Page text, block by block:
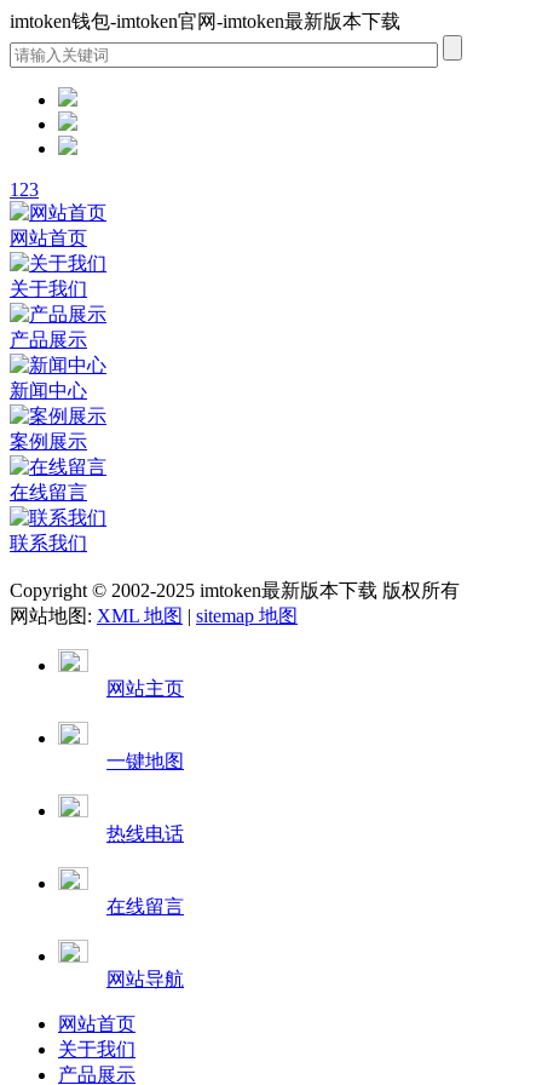
imtoken钱包-imtoken官网-imtoken最新版本下载
1 23
网站首页
关于我们
产品展示
新闻中心
案例展示
在线留言
联系我们
Copyright © 2002-2025 imtoken最新版本下载 版权所有
网站地图: XML 地图 | sitemap 地图
网站主页
一键地图
热线电话
在线留言
网站导航
网站首页
关于我们
产品展示